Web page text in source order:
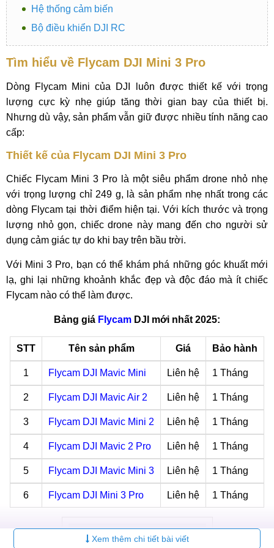
Hệ thống cảm biến
Bộ điều khiển DJI RC
Tìm hiểu về Flycam DJI Mini 3 Pro
Dòng Flycam Mini của DJI luôn được thiết kế với trọng
lượng cực kỳ nhẹ giúp tăng thời gian bay của thiết bị.
Nhưng dù vậy, sản phẩm vẫn giữ được nhiều tính năng cao
cấp:
Thiết kế của Flycam DJI Mini 3 Pro
Chiếc Flycam Mini 3 Pro là một siêu phẩm drone nhỏ nhẹ
với trọng lượng chỉ 249 g, là sản phẩm nhẹ nhất trong các
dòng Flycam tại thời điểm hiện tại. Với kích thước và trọng
lượng nhỏ gọn, chiếc drone này mang đến cho người sử
dụng cảm giác tự do khi bay trên bầu trời.
Với Mini 3 Pro, bạn có thể khám phá những góc khuất mới
lạ, ghi lại những khoảnh khắc đẹp và độc đáo mà ít chiếc
Flycam nào có thể làm được.
Bảng giá Flycam DJI mới nhất 2025:
STT Tên sản phẩm Giá Bảo hành
1 Flycam DJI Mavic Mini Liên hệ 1 Tháng
2 Flycam DJI Mavic Air 2 Liên hệ 1 Tháng
3 Flycam DJI Mavic Mini 2 Liên hệ 1 Tháng
4 Flycam DJI Mavic 2 Pro Liên hệ 1 Tháng
5 Flycam DJI Mavic Mini 3 Liên hệ 1 Tháng
6 Flycam DJI Mini 3 Pro Liên hệ 1 Tháng
Xem thêm chi tiết bài viết